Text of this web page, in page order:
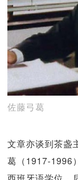
佐藤弓葛
文章亦谈到茶盏
葛（1917-1996